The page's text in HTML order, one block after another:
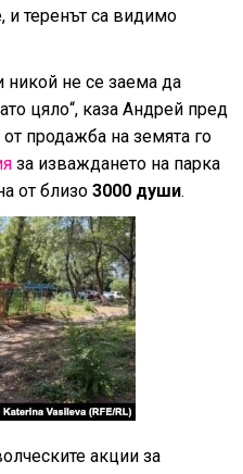
и теренът са видимо
никой не се заема да
цяло“, каза Андрей пред
продажба на земята го
за изваждането на парка
от близо 3000 души.
акции за